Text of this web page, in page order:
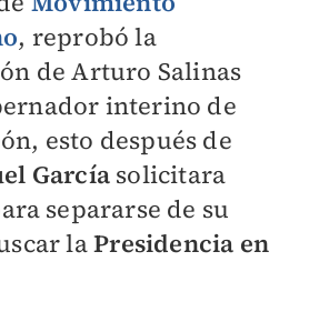
, reprobó la
de Arturo Salinas
interino de
esto después de
Garcíasolicitara
separarse de su
laPresidencia en